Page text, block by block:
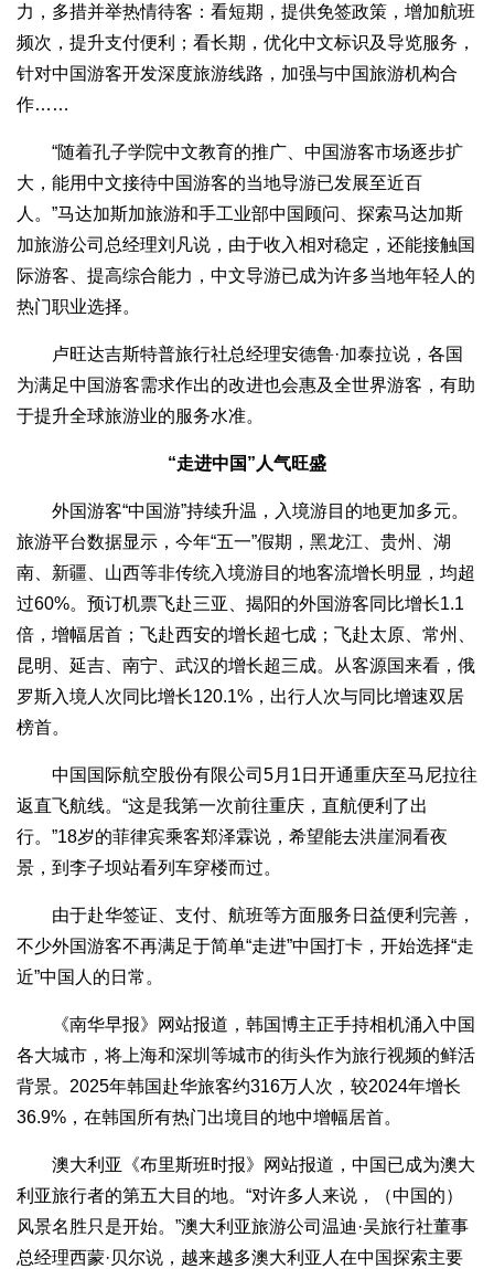
力，多措并举热情待客：看短期，提供免签政策，增加航班
频次，提升支付便利；看长期，优化中文标识及导览服务，
针对中国游客开发深度旅游线路，加强与中国旅游机构合
作……
“随着孔子学院中文教育的推广、中国游客市场逐步扩
大，能用中文接待中国游客的当地导游已发展至近百
人。”马达加斯加旅游和手工业部中国顾问、探索马达加斯
加旅游公司总经理刘凡说，由于收入相对稳定，还能接触国
际游客、提高综合能力，中文导游已成为许多当地年轻人的
热门职业选择。
卢旺达吉斯特普旅行社总经理安德鲁·加泰拉说，各国
为满足中国游客需求作出的改进也会惠及全世界游客，有助
于提升全球旅游业的服务水准。
“走进中国”人气旺盛
外国游客“中国游”持续升温，入境游目的地更加多元。
旅游平台数据显示，今年“五一”假期，黑龙江、贵州、湖
南、新疆、山西等非传统入境游目的地客流增长明显，均超
过60%。预订机票飞赴三亚、揭阳的外国游客同比增长1.1
倍，增幅居首；飞赴西安的增长超七成；飞赴太原、常州、
昆明、延吉、南宁、武汉的增长超三成。从客源国来看，俄
罗斯入境人次同比增长120.1%，出行人次与同比增速双居
榜首。
中国国际航空股份有限公司5月1日开通重庆至马尼拉往
返直飞航线。“这是我第一次前往重庆，直航便利了出
行。”18岁的菲律宾乘客郑泽霖说，希望能去洪崖洞看夜
景，到李子坝站看列车穿楼而过。
由于赴华签证、支付、航班等方面服务日益便利完善，
不少外国游客不再满足于简单“走进”中国打卡，开始选择“走
近”中国人的日常。
《南华早报》网站报道，韩国博主正手持相机涌入中国
各大城市，将上海和深圳等城市的街头作为旅行视频的鲜活
背景。2025年韩国赴华旅客约316万人次，较2024年增长
36.9%，在韩国所有热门出境目的地中增幅居首。
澳大利亚《布里斯班时报》网站报道，中国已成为澳大
利亚旅行者的第五大目的地。“对许多人来说，（中国的）
风景名胜只是开始。”澳大利亚旅游公司温迪·吴旅行社董事
总经理西蒙·贝尔说，越来越多澳大利亚人在中国探索主要